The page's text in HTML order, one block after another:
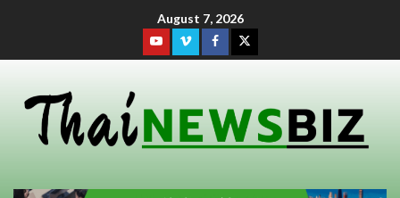
August 7, 2026